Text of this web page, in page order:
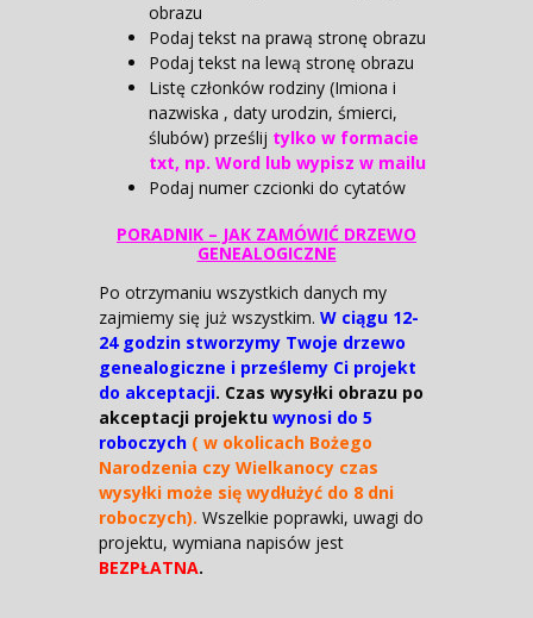
obrazu
Podaj tekst na prawą stronę obrazu
Podaj tekst na lewą stronę obrazu
Listę członków rodziny (Imiona i
nazwiska , daty urodzin, śmierci,
ślubów) prześlij tylko w formacie
txt, np. Word lub wypisz w mailu
Podaj numer czcionki do cytatów
PORADNIK – JAK ZAMÓWIĆ DRZEWO
GENEALOGICZNE
Po otrzymaniu wszystkich danych my
zajmiemy się już wszystkim. W ciągu 12-
24 godzin stworzymy Twoje drzewo
genealogiczne i prześlemy Ci projekt
do akceptacji. Czas wysyłki obrazu po
akceptacji projektu wynosi do 5
roboczych ( w okolicach Bożego
Narodzenia czy Wielkanocy czas
wysyłki może się wydłużyć do 8 dni
roboczych). Wszelkie poprawki, uwagi do
projektu, wymiana napisów jest
BEZPŁATNA.